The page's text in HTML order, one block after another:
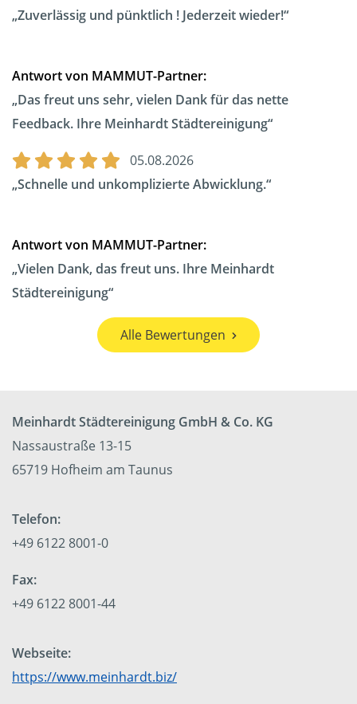
Zuverlässig und pünktlich ! Jederzeit wieder!
Antwort von MAMMUT-Partner:
Das freut uns sehr, vielen Dank für das nette
Feedback. Ihre Meinhardt Städtereinigung
05.08.2026
Schnelle und unkomplizierte Abwicklung.
Antwort von MAMMUT-Partner:
Vielen Dank, das freut uns. Ihre Meinhardt
Städtereinigung
Alle Bewertungen
Meinhardt Städtereinigung GmbH & Co. KG
Nassaustraße 13-15
65719 Hofheim am Taunus
Telefon:
+49 6122 8001-0
Fax:
+49 6122 8001-44
Webseite:
https://www.meinhardt.biz/